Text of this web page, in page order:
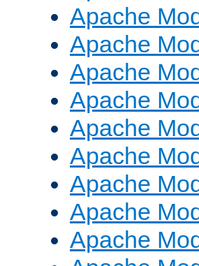
Apache
Apache
Apache
Apache
Apache
Apache
Apache
Apache
Apache